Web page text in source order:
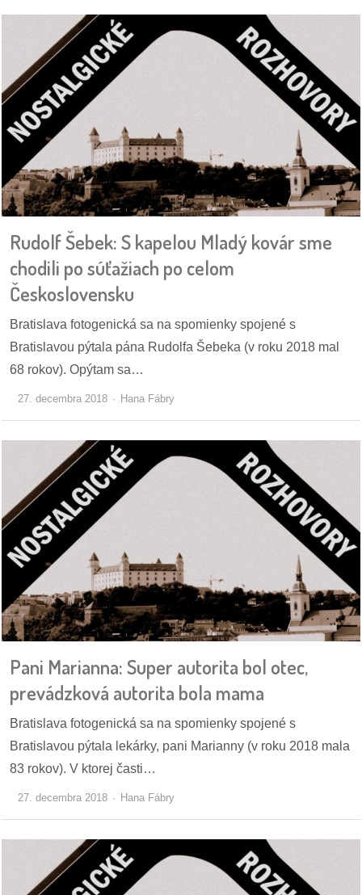
Rudolf Šebek: S kapelou Mladý kovár sme
chodili po súťažiach po celom
Československu
Bratislava fotogenická sa na spomienky spojené s
Bratislavou pýtala pána Rudolfa Šebeka (v roku 2018 mal
68 rokov). Opýtam sa…
27. decembra 2018 Hana Fábry
Pani Marianna: Super autorita bol otec,
prevádzková autorita bola mama
Bratislava fotogenická sa na spomienky spojené s
Bratislavou pýtala lekárky, pani Marianny (v roku 2018 mala
83 rokov). V ktorej časti…
27. decembra 2018 Hana Fábry